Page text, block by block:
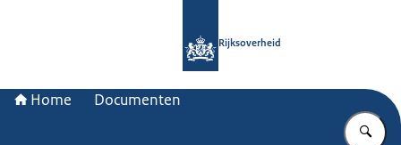
Rijksoverheid
Home Documenten